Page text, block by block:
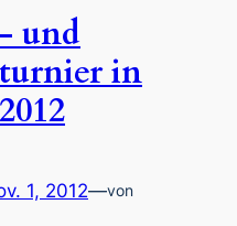
und
in
1, 2012—von